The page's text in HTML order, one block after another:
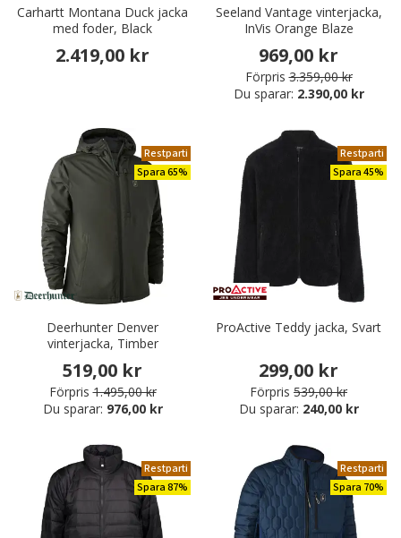
Carhartt Montana Duck jacka
med foder, Black
2.419,00 kr
Seeland Vantage vinterjacka,
InVis Orange Blaze
969,00 kr
Förpris 3.359,00 kr
Du sparar: 2.390,00 kr
Restparti
Spara 65%
Deerhunter Denver
vinterjacka, Timber
519,00 kr
Förpris 1.495,00 kr
Du sparar: 976,00 kr
Restparti
Spara 45%
ProActive Teddy jacka, Svart
299,00 kr
Förpris 539,00 kr
Du sparar: 240,00 kr
Restparti
Spara 87%
Restparti
Spara 70%